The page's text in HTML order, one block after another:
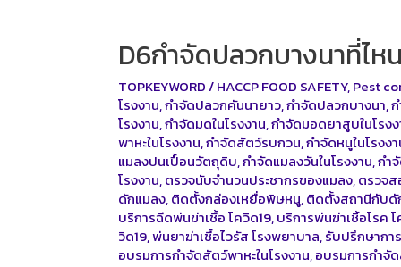
D6กำจัดปลวกบางนาที่ไห
TOPKEYWORD/HACCP FOOD SAFETY,Pest
โรงงาน,กำจัดปลวกคันนายาว,กำจัดปลวกบางนา,
โรงงาน,กำจัดมดในโรงงาน,กำจัดมอดยาสูบในโรง
พาหะในโรงงาน,กำจัดสัตว์รบกวน,กำจัดหนูในโรงง
แมลงปนเปื้อนวัตถุดิบ,กำจัดแมลงวันในโรงงาน,กำ
โรงงาน,ตรวจนับจำนวนประชากรของแมลง,ตรวจ
ดักแมลง,ติดตั้งกล่องเหยื่อพิษหนู,ติดตั้งสถานีกับดั
บริการฉีดพ่นฆ่าเชื้อ โควิด19,บริการพ่นฆ่าเชิ้อโรค
วิด19,พ่นยาฆ่าเชื้อไวรัส โรงพยาบาล,รับปรึกษากา
อบรมการกำจัดสัตว์พาหะในโรงงาน,อบรมการกำจั